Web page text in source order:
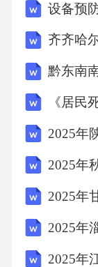
析、区域分
用分析、无
图片04/功能
秤/地磅）、
跟踪等技术
置环节的全
电子台账/地
申报登记、
动生成产废
设备预